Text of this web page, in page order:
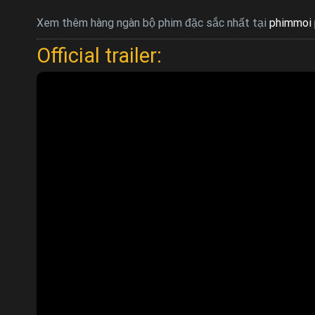
Xem thêm hàng ngàn bộ phim đặc sắc nhất tại phimmoi
Official trailer: